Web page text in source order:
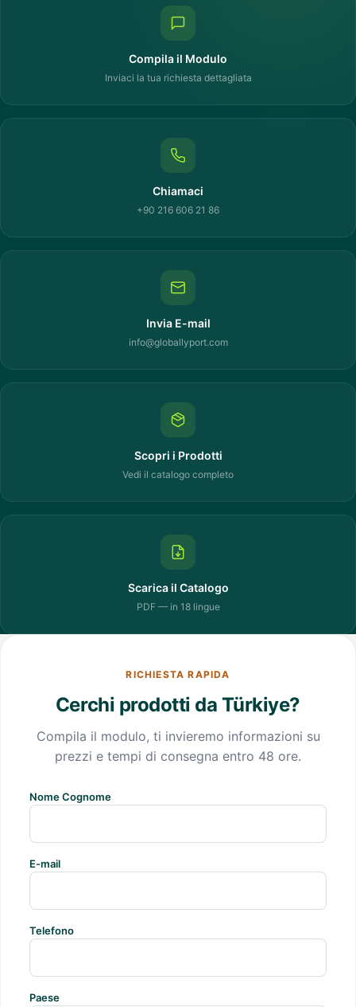
Compila il Modulo
Inviaci la tua richiesta dettagliata
Chiamaci
+90 216 606 21 86
Invia E-mail
info@globallyport.com
Scopri i Prodotti
Vedi il catalogo completo
Scarica il Catalogo
PDF — in 18 lingue
RICHIESTA RAPIDA
Cerchi prodotti da Türkiye?
Compila il modulo, ti invieremo informazioni su
prezzi e tempi di consegna entro 48 ore.
Nome Cognome
E-mail
Telefono
Paese